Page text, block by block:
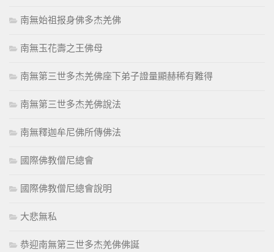
南無始祖报身佛多杰羌佛
南無玉花壽之王佛母
南無第三世多杰羌佛座下弟子證量顯赫稀有難得
南無第三世多杰羌佛說法
南無釋迦牟尼佛所傳佛法
國際佛教僧尼總會
國際佛教僧尼總會說明
大悲無私
恭迎南無第三世多杰羌佛佛誕